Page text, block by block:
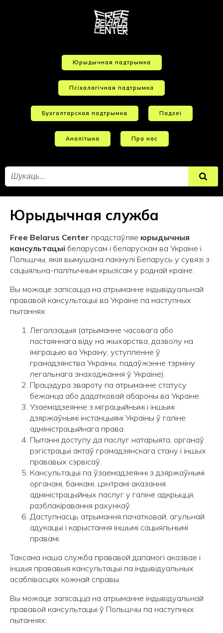
Юрыдычная падтрымка
Псіхалагічная падтрымка
Бухгалтарская падтрымка Падзеі
Аналітыка Пра нас
Юрыдычная служба
Free Belarus Center прадстаўляе юрыдычныя
кансультацыі беларусам і беларускам ва Украіне і
Польшчы, якія вымушана пакінулі Беларусь у сувязі з
сацыяльна-палітычным крызісам у роднай краіне.
Вы можаце запісацца на атрыманне індывідуальнай
прававой кансультацыі ва Украіне па наступных
пытаннях:
Легалізацыя (атрыманне часовага або
пастаяннага віду на жыхарства, дазволу на
іміграцыю ва Украіну, уступленне ў
грамадзянства Украіны, падаўжэнне тэрміну
легальнага знаходжання ў Украіне).
Працэдура звароту па атрыманне статусу
бежанца або дадатковай абароны ва Украіне.
Узаемадзеянне з міграцыйнымі і іншымі
дзяржаўнымі інстанцыямі Украіны ў галіне
адміністрацыйнага права.
Пытанні доступу да паслуг натарыята, органаў
рэгістрацыі актаў грамадзянскага стану і іншых
прававых сэрвісаў.
Кансультацыі па ўзаемадзеянні з дзяржаўнымі
органамі, банкамі, цэнтрамі аказання
адміністрацыйных паслуг у галіне адкрыцця,
разблакіравання рахункаў.
Даступнасць атрымання пачатковай, агульнай
адукацыі і карыстання іншымі сацыяльнымі
правамі.
Таксама наша служба прававой дапамогі аказвае і
іншыя прававыя кансультацыі па індывідуальных
асаблівасцях кожнай справы.
Вы можаце запісацца на атрыманне індывідуальнай
прававой кансультацыі ў Польшчы па наступных
пытаннях: